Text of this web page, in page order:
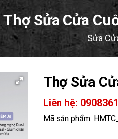
Thợ Sửa Cửa
Sửa
Thợ Sửa
Liên hệ:
Mã sản phẩm: